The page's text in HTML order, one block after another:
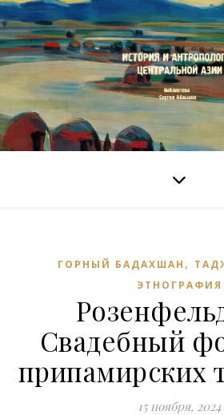
ГОРНЫЙ БАДАХШАН ,
ЭТНОГРАФИЯ
Свадебный
припамирских
15 ноября, 2024